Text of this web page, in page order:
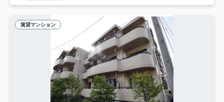
賃貸マンション